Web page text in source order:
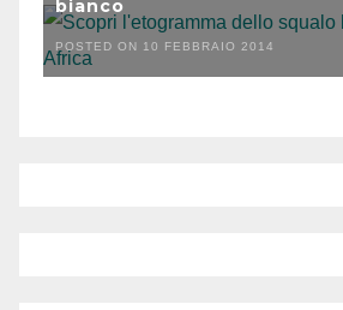
bianco
POSTED ON 10 FEBBRAIO 2014